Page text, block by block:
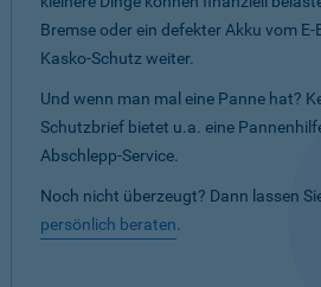
Bremse oder ein defekter Akku vom
Kasko-Schutz weiter.
Und wenn man mal eine Panne hat?
Schutzbrief bietet u.a. eine
Abschlepp-Service.
Noch nicht überzeugt? Dann lassen
persönlich beraten.